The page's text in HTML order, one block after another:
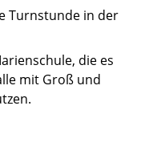
Turnstunde in der
die es
mit Groß und